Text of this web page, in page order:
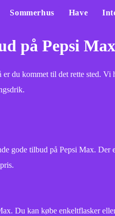
Sommerhus Have
på Pepsi
du kommet til det rette sted.
gode tilbud på Pepsi Max.
Du kan købe enkeltflasker